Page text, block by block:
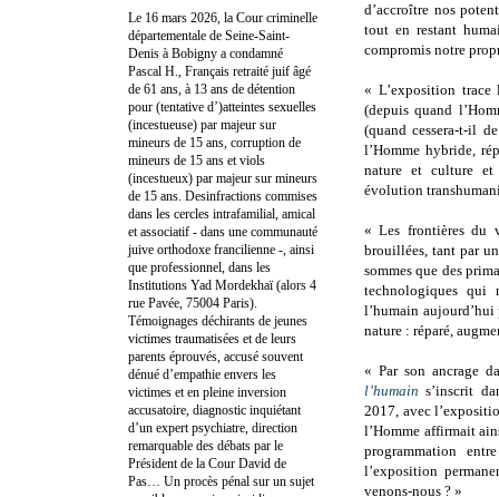
d’accroître nos
tout en restant
compromis notre
« L’exposition trace
(depuis quand
(quand cessera-t-il
l’Homme hybride,
nature et culture et
évolution
« Les frontières du
brouillées, tant par
sommes que des
technologiques qui
l’humain
nature : réparé,
« Par son ancrage
l’humain s’inscrit
2017, avec
l’Homme affirmait
programmation
l’exposition
venons-nous ? »
Le 16 mars 2026, la Cour criminelle
départementale de Seine-Saint-
Denis à Bobigny a condamné
Pascal H., Français retraité juif âgé
de 61 ans, à 13 ans de détention
pour (tentative d’)atteintes sexuelles
(incestueuse) par majeur sur
mineurs de 15 ans, corruption de
mineurs de 15 ans et viols
(incestueux) par majeur sur mineurs
de 15 ans. Desinfractions commises
dans les cercles intrafamilial, amical
et associatif - dans une communauté
juive orthodoxe francilienne -, ainsi
que professionnel, dans les
Institutions Yad Mordekhaï (alors 4
rue Pavée, 75004 Paris).
Témoignages déchirants de jeunes
victimes traumatisées et de leurs
parents éprouvés, accusé souvent
dénué d’empathie envers les
victimes et en pleine inversion
accusatoire, diagnostic inquiétant
d’un expert psychiatre, direction
remarquable des débats par le
Président de la Cour David de
Pas… Un procès pénal sur un sujet